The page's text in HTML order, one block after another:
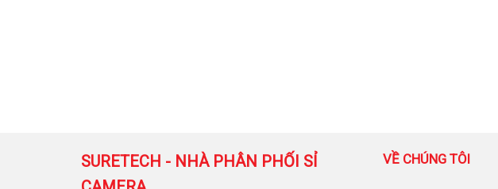
SURETECH - NHÀ PHÂN PHỐI SỈ
VỀ CHÚNG TÔI